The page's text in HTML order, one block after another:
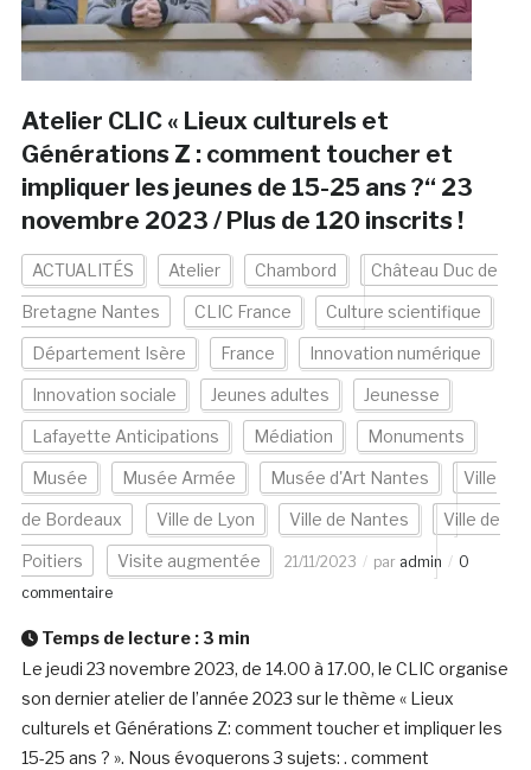
Atelier CLIC « Lieux culturels et
Générations Z : comment toucher et
impliquer les jeunes de 15-25 ans ?“ 23
novembre 2023 / Plus de 120 inscrits !
ACTUALITÉS Atelier Chambord Château Duc de
Bretagne Nantes CLIC France Culture scientifique
Département Isère France Innovation numérique
Innovation sociale Jeunes adultes Jeunesse
Lafayette Anticipations Médiation Monuments
Musée Musée Armée Musée d'Art Nantes Ville
de Bordeaux Ville de Lyon Ville de Nantes Ville de
Poitiers Visite augmentée 21/11/2023 par admin
0
commentaire
Temps de lecture : 3 min
Le jeudi 23 novembre 2023, de 14.00 à 17.00, le CLIC organise
son dernier atelier de l’année 2023 sur le thème « Lieux
culturels et Générations Z: comment toucher et impliquer les
15-25 ans ? ». Nous évoquerons 3 sujets: . comment